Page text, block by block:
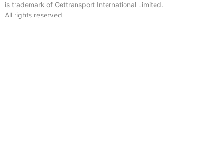
is trademark of Gettransport International Limited.
All rights reserved.